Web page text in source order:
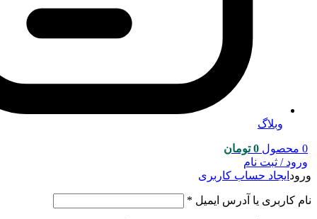
وبلاگ
0 محصول 0 تومان
ورود / ثبت نام
ورود ایجاد حساب کاربری
نام کاربری یا آدرس ایمیل *